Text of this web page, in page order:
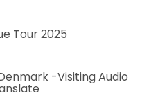
Tour 2025
-Visiting Audio